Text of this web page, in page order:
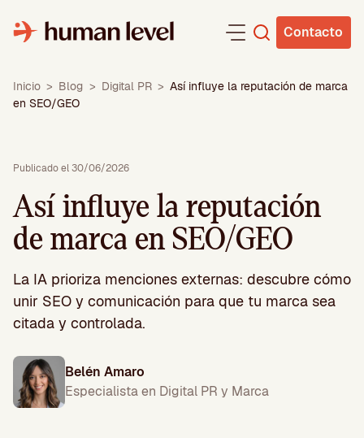
contenido
Contacto
Inicio > Blog > Digital PR > Así influye la reputación de marca
en SEO/GEO
Publicado el 30/06/2026
Así influye la reputación
de marca en SEO/GEO
La IA prioriza menciones externas: descubre cómo
unir SEO y comunicación para que tu marca sea
citada y controlada.
Belén Amaro
Especialista en Digital PR y Marca